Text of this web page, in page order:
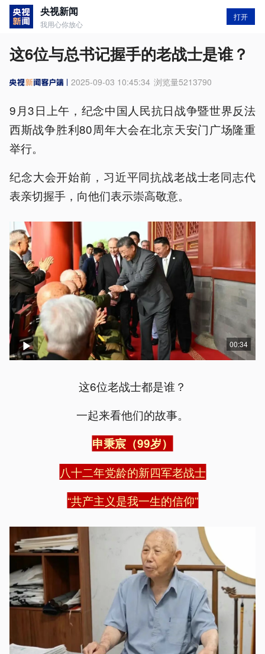
央视新闻
我用心你放心
打开
这6位与总书记握手的老战士是谁？
2025-09-03 10:45:34 浏览量5213790
9月3日上午，纪念中国人民抗日战争暨世界反法
西斯战争胜利80周年大会在北京天安门广场隆重
举行。
纪念大会开始前，习近平同抗战老战士老同志代
表亲切握手，向他们表示崇高敬意。
00:34
这6位老战士都是谁？
一起来看他们的故事。
申秉宸（99岁）
八十二年党龄的新四军老战士
“共产主义是我一生的信仰”